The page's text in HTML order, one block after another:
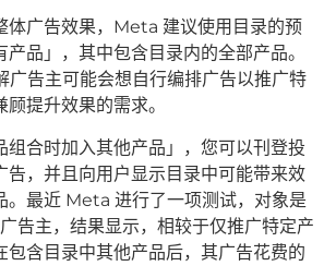
体广告效果，Meta 建议使用目录的预
品」，其中包含目录内的全部产品。
广告主可能会想自行编排广告以推广特
提升效果的需求。
组合时加入其他产品」，您可以刊登投
告，并且向用户显示目录中可能带来效
。最近 Meta 进行了一项测试，对象是
告主，结果显示，相较于仅推广特定产
包含目录中其他产品后，其广告花费的